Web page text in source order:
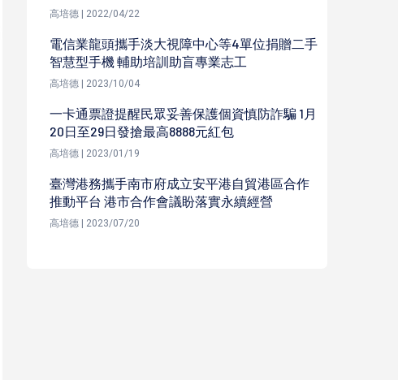
高培德 | 2022/04/22
電信業龍頭攜手淡大視障中心等4單位捐贈二手
智慧型手機 輔助培訓助盲專業志工
高培德 | 2023/10/04
一卡通票證提醒民眾妥善保護個資慎防詐騙 1月
20日至29日發搶最高8888元紅包
高培德 | 2023/01/19
臺灣港務攜手南市府成立安平港自貿港區合作
推動平台 港市合作會議盼落實永續經營
高培德 | 2023/07/20